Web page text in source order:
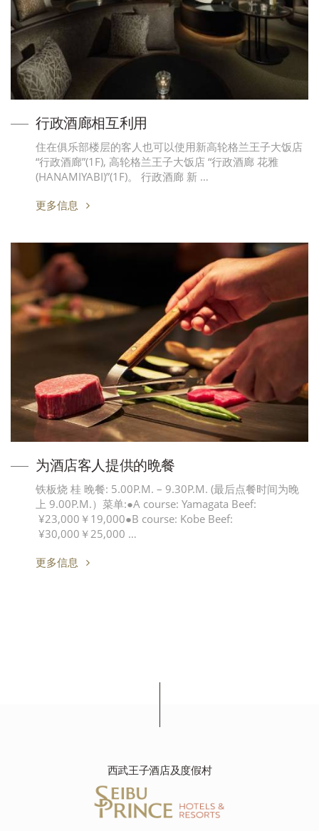
行政酒廊相互利用
住在俱乐部楼层的客人也可以使用新高轮格兰王子大饭店
“行政酒廊”(1F), 高轮格兰王子大饭店 “行政酒廊 花雅
(HANAMIYABI)”(1F)。 行政酒廊 新 …
更多信息
为酒店客人提供的晩餐
铁板烧 桂 晚餐: 5.00P.M. – 9.30P.M. (最后点餐时间为晚
上 9.00P.M.）菜单:●A course: Yamagata Beef:
¥23,000￥19,000●B course: Kobe Beef:
¥30,000￥25,000 …
更多信息
西武王子酒店及度假村